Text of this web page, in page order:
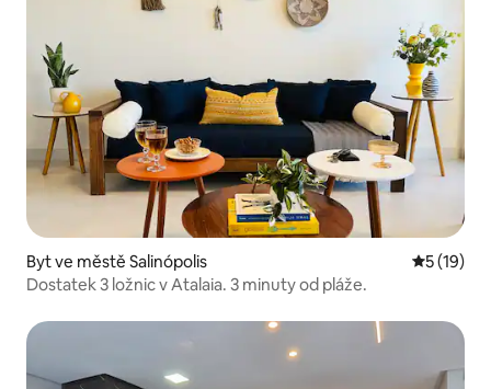
Byt ve městě Salinópolis Průměrné
5 (19)
Dostatek 3 ložnic v Atalaia. 3 minuty od pláže.